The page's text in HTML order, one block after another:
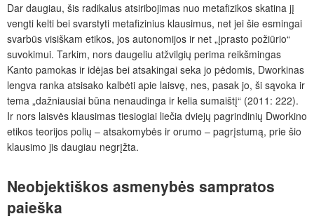
Dar daugiau, šis radikalus atsiribojimas nuo metafizikos skatina jį
vengti kelti bei svarstyti metafizinius klausimus, net jei šie esmingai
svarbūs visiškam etikos, jos autonomijos ir net „įprasto požiūrio“
suvokimui. Tarkim, nors daugeliu atžvilgių perima reikšmingas
Kanto pamokas ir idėjas bei atsakingai seka jo pėdomis, Dworkinas
lengva ranka atsisako kalbėti apie laisvę, nes, pasak jo, ši sąvoka ir
tema „dažniausiai būna nenaudinga ir kelia sumaištį“ (2011: 222).
Ir nors laisvės klausimas tiesiogiai liečia dviejų pagrindinių Dworkino
etikos teorijos polių – atsakomybės ir orumo – pagrįstumą, prie šio
klausimo jis daugiau negrįžta.
Neobjektiškos asmenybės sampratos
paieška